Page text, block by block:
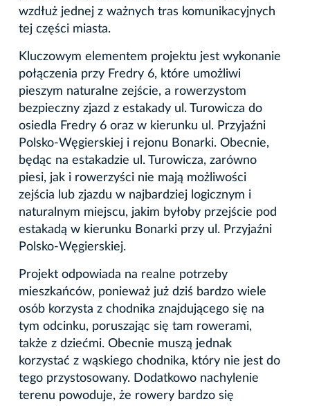
wzdłuż jednej z ważnych tras komunikacyjnych
tej części miasta.
Kluczowym elementem projektu jest wykonanie
połączenia przy Fredry 6, które umożliwi
pieszym naturalne zejście, a rowerzystom
bezpieczny zjazd z estakady ul. Turowicza do
osiedla Fredry 6 oraz w kierunku ul. Przyjaźni
Polsko-Węgierskiej i rejonu Bonarki. Obecnie,
będąc na estakadzie ul. Turowicza, zarówno
piesi, jak i rowerzyści nie mają możliwości
zejścia lub zjazdu w najbardziej logicznym i
naturalnym miejscu, jakim byłoby przejście pod
estakadą w kierunku Bonarki przy ul. Przyjaźni
Polsko-Węgierskiej.
Projekt odpowiada na realne potrzeby
mieszkańców, ponieważ już dziś bardzo wiele
osób korzysta z chodnika znajdującego się na
tym odcinku, poruszając się tam rowerami,
także z dziećmi. Obecnie muszą jednak
korzystać z wąskiego chodnika, który nie jest do
tego przystosowany. Dodatkowo nachylenie
terenu powoduje, że rowery bardzo się